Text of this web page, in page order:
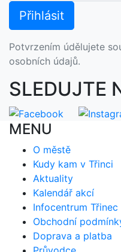
Potvrzením údělujete
osobních údajů.
SLEDUJTE
MENU
O městě
Kudy kam v Třinci
Aktuality
Kalendář akcí
Infocentrum Třinec
Obchodní
Doprava a platba